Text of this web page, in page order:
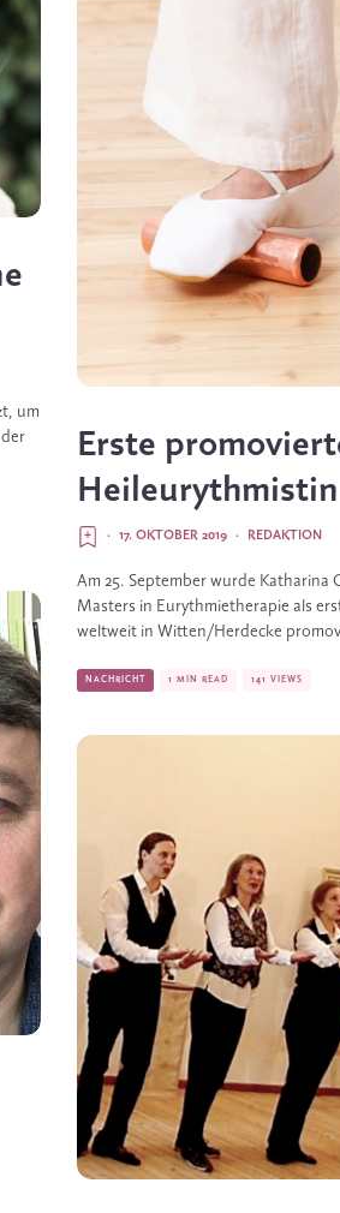
um
Erste
Heileurythmistin
REDAKTION
·
17. OKTOBER 2019
·
Am 25. September wurde Katharina
Masters in Eurythmietherapie als
weltweit in Witten/Herdecke
NACHRICHT 1 MIN READ 141 VIEWS